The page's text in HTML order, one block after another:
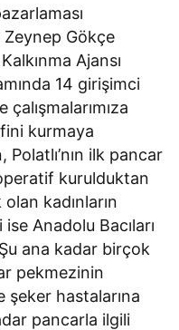
Gökçe
Ajansı
14 girişimci
kurmaya
Polatlı’nın ilk pancar
kurulduktan
kadınların
Anadolu Bacıları
ana kadar birçok
pekmezinin
şeker hastalarına
pancarla ilgili